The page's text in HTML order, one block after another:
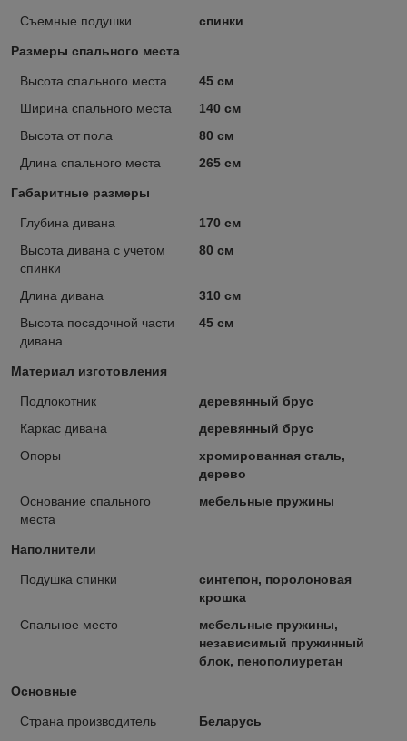
Съемные подушки спинки
Размеры спального места
Высота спального места
45 см
Ширина спального места
140 см
Высота от пола
80 см
Длина спального места
265 см
Габаритные размеры
Глубина дивана
170 см
Высота дивана с учетом
спинки
80 см
Длина дивана
310 см
Высота посадочной части
дивана
45 см
Материал изготовления
Подлокотник
деревянный брус
Каркас дивана
деревянный брус
Опоры
хромированная сталь,
дерево
Основание спального
места
мебельные пружины
Наполнители
Подушка спинки
синтепон, поролоновая
крошка
Спальное место
мебельные пружины,
независимый пружинный
блок, пенополиуретан
Основные
Страна производитель Беларусь